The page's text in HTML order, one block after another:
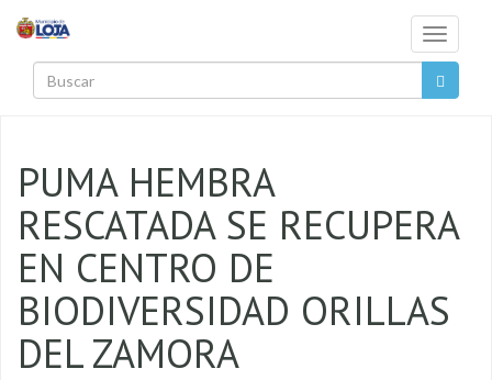
Toggle
PUMA HEMBRA
RESCATADA SE RECUPERA
EN CENTRO DE
BIODIVERSIDAD ORILLAS
DEL ZAMORA